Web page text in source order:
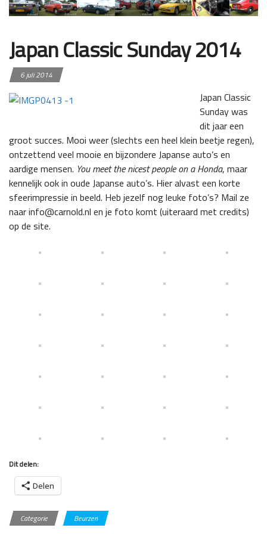
Japan Classic Sunday 2014
6 juli 2014
Japan Classic
Sunday was
dit jaar een
groot succes. Mooi weer (slechts een heel klein beetje regen),
ontzettend veel mooie en bijzondere Japanse auto’s en
aardige mensen. You meet the nicest people on a Honda, maar
kennelijk ook in oude Japanse auto’s. Hier alvast een korte
sfeerimpressie in beeld. Heb jezelf nog leuke foto’s? Mail ze
naar info@carnold.nl en je foto komt (uiteraard met credits)
op de site.
Dit delen:
Delen
Categorie Beurzen